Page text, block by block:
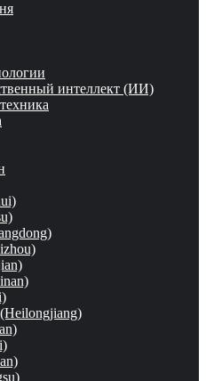
интеллект (ИИ)